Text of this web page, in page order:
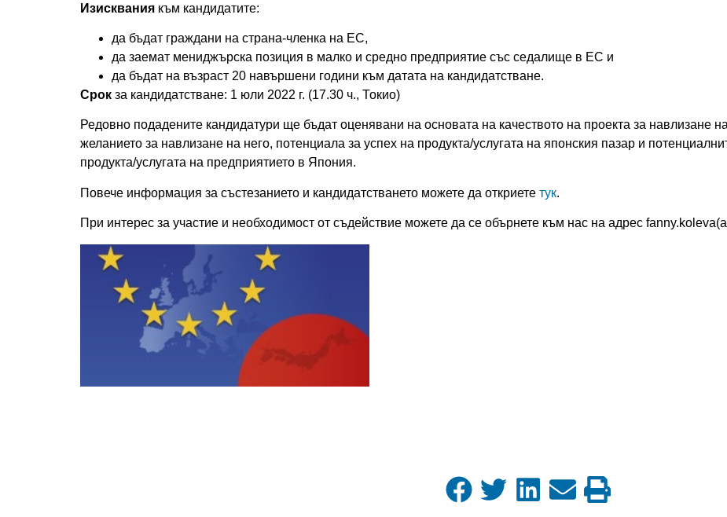
Изисквания към кандидатите:
да бъдат граждани на страна-членка на ЕС,
да заемат мениджърска позиция в малко и средно предприятие със седалище в ЕС и
да бъдат на възраст 20 навършени години към датата на кандидатстване.
Срок за кандидатстване: 1 юли 2022 г. (17.30 ч., Токио)
Редовно подадените кандидатури ще бъдат оценявани на основата на качеството на проекта за навлизане
желанието за навлизане на него, потенциала за успех на продукта/услугата на японския пазар и
продукта/услугата на предприятието в Япония.
Повече информация за състезанието и кандидатстването можете да откриете тук.
При интерес за участие и необходимост от съдействие можете да се обърнете към нас на адрес